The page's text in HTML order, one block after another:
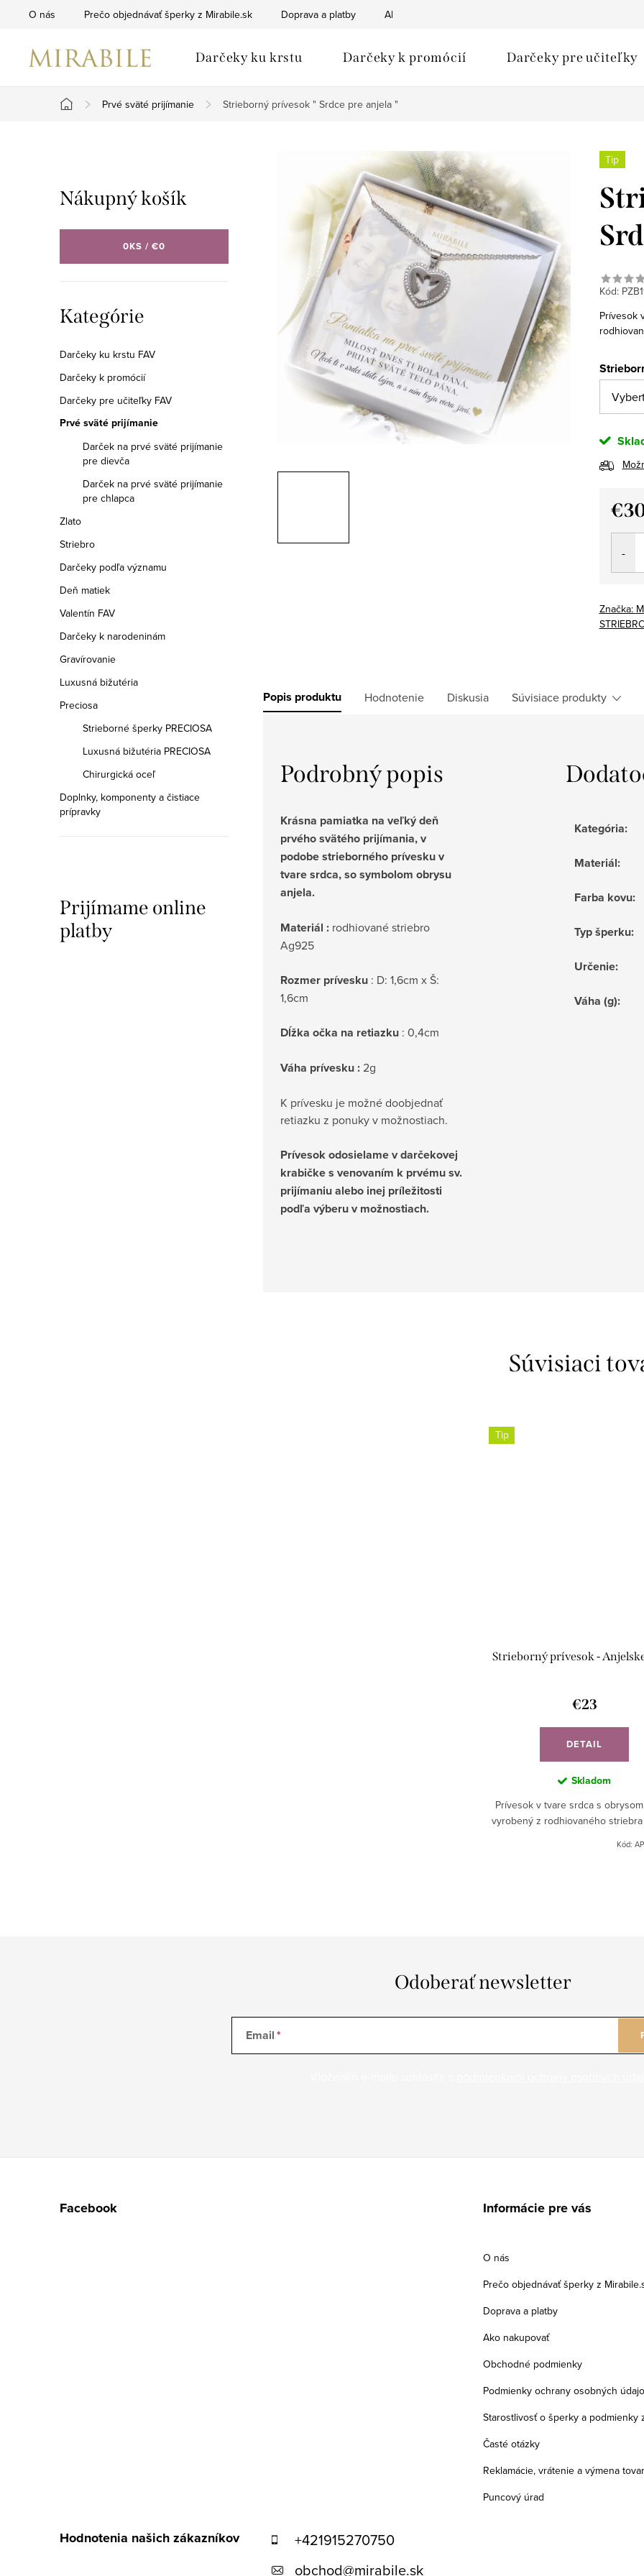
O nás Prečo objednávať šperky z Mirabile.sk Doprava a platby Ako nakupovať
Darčeky ku krstu Darčeky k promócií Darčeky pre učiteľky
Domov
Prvé sväté prijímanie Strieborný prívesok " Srdce pre anjela "
o
p
a
n
e
l
Nákupný košík
0KS / €0
Preskočiť
kategórie
Kategórie
Darčeky ku krstu FAV
Darčeky k promócií
Darčeky pre učiteľky FAV
Prvé sväté prijímanie
Darček na prvé sväté prijímanie
pre dievča
Darček na prvé sväté prijímanie
pre chlapca
Zlato
Striebro
Darčeky podľa významu
Deň matiek
Valentín FAV
Darčeky k narodeninám
Gravírovanie
Luxusná bižutéria
Preciosa
Strieborné šperky PRECIOSA
Luxusná bižutéria PRECIOSA
Chirurgická oceľ
Doplnky, komponenty a čistiace
prípravky
Prijímame online
platby
Tip
Kód:
Prívesok
Značka:
Popis produktu Hodnotenie Diskusia Súvisiace produkty
Podrobný popis
Krásna pamiatka na veľký deň
prvého svätého prijímania, v
podobe strieborného prívesku v
tvare srdca, so symbolom obrysu
anjela.
Materiál : rodhiované striebro
Ag925
Rozmer prívesku : D: 1,6cm x Š:
1,6cm
Dĺžka očka na retiazku : 0,4cm
Váha prívesku :2g
K prívesku je možné doobjednať
retiazku z ponuky v možnostiach.
Prívesok odosielame v darčekovej
krabičke s venovaním k prvému sv.
prijímaniu alebo inej príležitosti
podľa výberu v možnostiach.
Kategória:
Materiál:
Farba kovu:
Typ šperku:
Určenie:
Váha (g):
Súvisiaci
Tip
Strieborný prívesok -
€23
DETAIL
Skladom
Prívesok v tvare srdca s
vyrobený z rodhiovaného
Kód:
Odoberať newsletter
Email
Facebook Informácie pre vás
O nás
Prečo objednávať šperky z
Doprava a platby
Ako nakupovať
Obchodné podmienky
Podmienky ochrany osobných
Starostlivosť o šperky a podmienky
Časté otázky
Reklamácie, vrátenie a výmena
Puncový úrad
Hodnotenia našich zákazníkov
+421915270750
obchod@mirabile.sk